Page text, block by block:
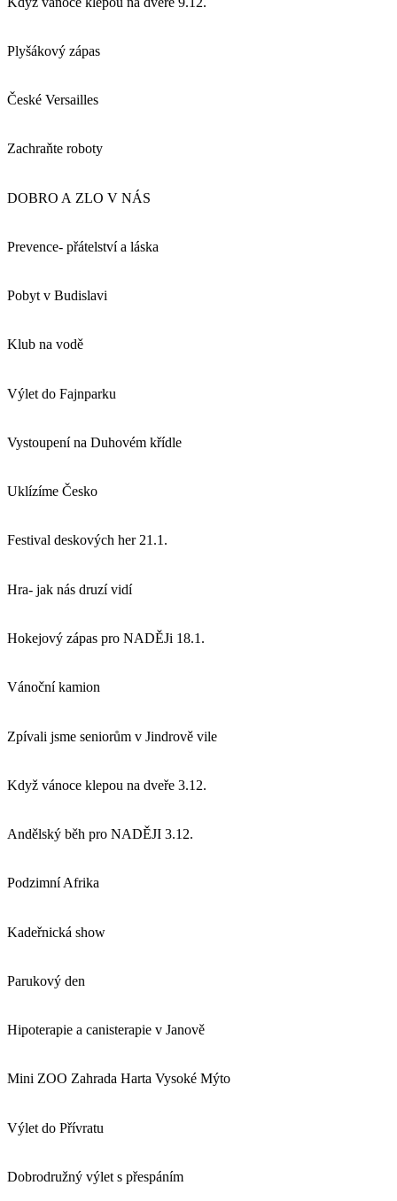
Plyšákový zápas
České Versailles
Zachraňte roboty
DOBRO A ZLO V NÁS
Prevence- přátelství a láska
Pobyt v Budislavi
Klub na vodě
Výlet do Fajnparku
Vystoupení na Duhovém křídle
Uklízíme Česko
Festival deskových her 21.1.
Hra- jak nás druzí vidí
Hokejový zápas pro NADĚJi 18.1.
Vánoční kamion
Zpívali jsme seniorům v Jindrově vile
Když vánoce klepou na dveře 3.12.
Andělský běh pro NADĚJI 3.12.
Podzimní Afrika
Kadeřnická show
Parukový den
Hipoterapie a canisterapie v Janově
Mini ZOO Zahrada Harta Vysoké Mýto
Výlet do Přívratu
Dobrodružný výlet s přespáním